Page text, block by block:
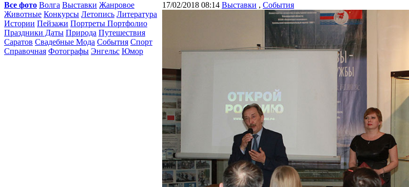
Все фото Волга Выставки Жанровое
Животные Конкурсы Летопись Литература
Истории Пейзажи Портреты Портфолио
Праздники Даты Природа Путешествия
Саратов Свадебные Мода События Спорт
Справочная Фотографы Энгельс Юмор
17/02/2018 08:14 Выставки , События